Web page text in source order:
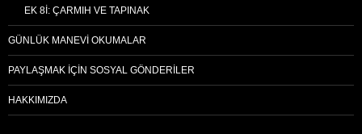
EK 8I: ÇARMIH VE TAPINAK
GÜNLÜK MANEVI OKUMALAR
PAYLAŞMAK İÇIN SOSYAL GÖNDERILER
HAKKIMIZDA